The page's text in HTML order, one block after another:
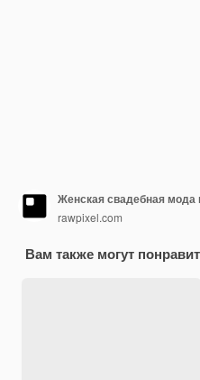
Женская свадебная мода
rawpixel.com
Вам также могут